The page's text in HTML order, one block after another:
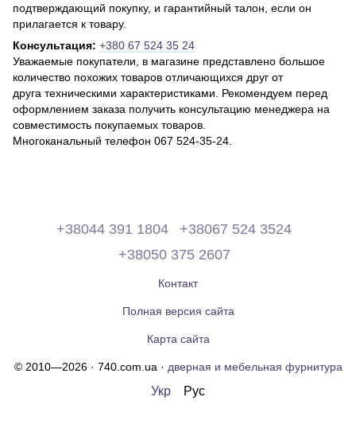
подтверждающий покупку, и гарантийный талон, если он
прилагается к товару.
Консультация: +380 67 524 35 24
Уважаемые покупатели, в магазине представлено большое
количество похожих товаров отличающихся друг от
друга техническими характеристиками. Рекомендуем перед
оформлением заказа получить консультацию менеджера на
совместимость покупаемых товаров.
Многоканальный телефон 067 524-35-24.
+38044 391 1804
+38067 524 3524
+38050 375 2607
Контакт
Полная версия сайта
Карта сайта
© 2010—2026 · 740.com.ua · дверная и мебельная фурнитура
Укр Рус